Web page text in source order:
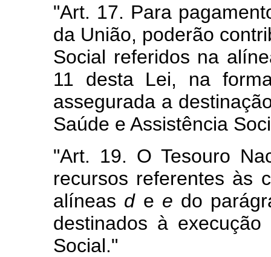
"Art. 17. Para
da União, poderão
Social referidos na
11 desta Lei, na
assegurada a
Saúde e Assistência
"Art. 19. O Tesouro
recursos referentes às
alíneas de e do
destinados à
Social."